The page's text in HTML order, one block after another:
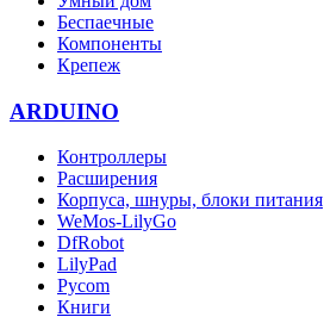
Беспаечные
Компоненты
Крепеж
ARDUINO
Контроллеры
Расширения
Корпуса, шнуры, блоки питания
WeMos-LilyGo
DfRobot
LilyPad
Pycom
Книги